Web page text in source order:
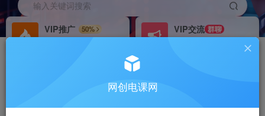
输入关键词搜索
VIP推广
50%
VIP交流 群聊
研究探讨更多创业项目路子。
搭建同款网站，自己当老板
网创电课网